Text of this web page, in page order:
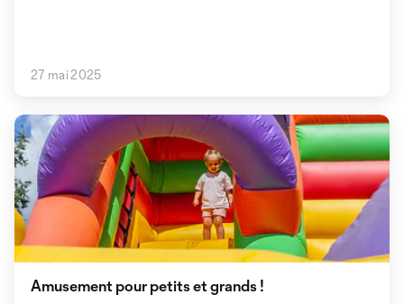
27 mai 2025
Amusement pour petits et grands !